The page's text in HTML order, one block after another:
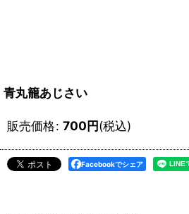
青丸籠あじさい
販売価格: 700円(税込)
Facebookでシェア